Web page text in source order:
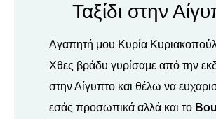
Ταξίδι στην
Αγαπητή μου Κυρία
Χθες βράδυ γυρίσαμε από την
στην Αίγυπτο και θέλω να
εσάς προσωπικά αλλά και το